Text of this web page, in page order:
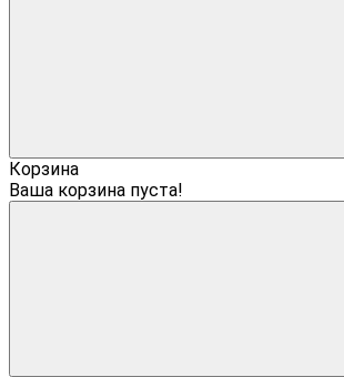
Корзина
Ваша корзина пуста!